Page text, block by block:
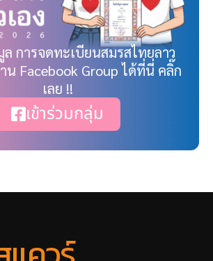
การจดทะเบียนสมรสไทยลาว
น Facebook Group ได้ที่นี่ คลิ๊ก
เลย !!
เข้าร่วมกลุ่ม